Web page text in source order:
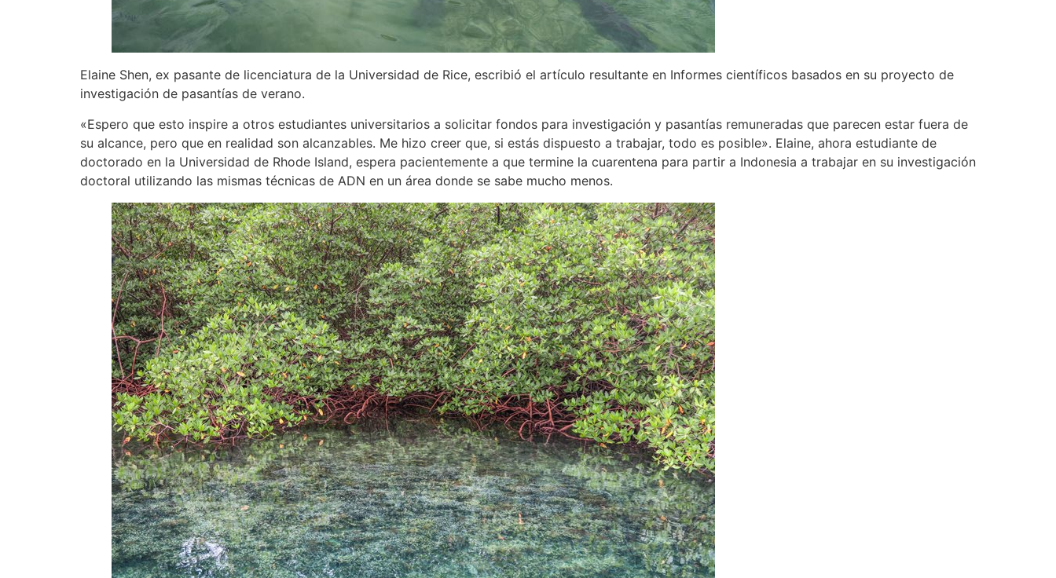
Elaine Shen, ex pasante de licenciatura de la Universidad de Rice, escribió el artículo resultante en Informes científicos basados ​​en su proyecto de
investigación de pasantías de verano.
«Espero que esto inspire a otros estudiantes universitarios a solicitar fondos para investigación y pasantías remuneradas que parecen estar fuera de
su alcance, pero que en realidad son alcanzables. Me hizo creer que, si estás dispuesto a trabajar, todo es posible». Elaine, ahora estudiante de
doctorado en la Universidad de Rhode Island, espera pacientemente a que termine la cuarentena para partir a Indonesia a trabajar en su investigación
doctoral utilizando las mismas técnicas de ADN en un área donde se sabe mucho menos.